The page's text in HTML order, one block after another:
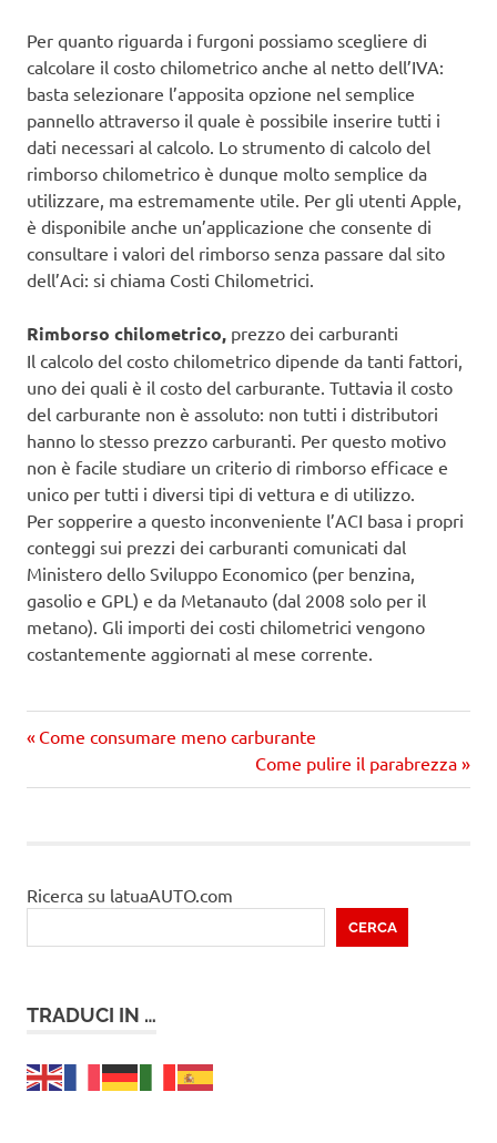
Per quanto riguarda i furgoni possiamo scegliere di
calcolare il costo chilometrico anche al netto dell’IVA:
basta selezionare l’apposita opzione nel semplice
pannello attraverso il quale è possibile inserire tutti i
dati necessari al calcolo. Lo strumento di calcolo del
rimborso chilometrico è dunque molto semplice da
utilizzare, ma estremamente utile. Per gli utenti Apple,
è disponibile anche un’applicazione che consente di
consultare i valori del rimborso senza passare dal sito
dell’Aci: si chiama Costi Chilometrici.
Rimborso chilometrico, prezzo dei carburanti
Il calcolo del costo chilometrico dipende da tanti fattori,
uno dei quali è il costo del carburante. Tuttavia il costo
del carburante non è assoluto: non tutti i distributori
hanno lo stesso prezzo carburanti. Per questo motivo
non è facile studiare un criterio di rimborso efficace e
unico per tutti i diversi tipi di vettura e di utilizzo.
Per sopperire a questo inconveniente l’ACI basa i propri
conteggi sui prezzi dei carburanti comunicati dal
Ministero dello Sviluppo Economico (per benzina,
gasolio e GPL) e da Metanauto (dal 2008 solo per il
metano). Gli importi dei costi chilometrici vengono
costantemente aggiornati al mese corrente.
Navigazione
articoli
Precedente
Come consumare meno carburante
Prossimo
articolo
Come pulire il parabrezza
Ricerca su latuaAUTO.com
CERCA
TRADUCI IN …